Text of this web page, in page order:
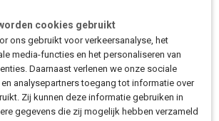
voor je bakfiets dat breed
past in jouw bestaande montage?
oplossing om je bakfiets weer
gebruik te maken.
cookies gebruikt
ons gebruikt voor verkeersanalyse, het
media-functies en het personaliseren van
Daarnaast verlenen we onze sociale
analysepartners toegang tot informatie over
Zij kunnen deze informatie gebruiken in
gegevens die zij mogelijk hebben verzameld